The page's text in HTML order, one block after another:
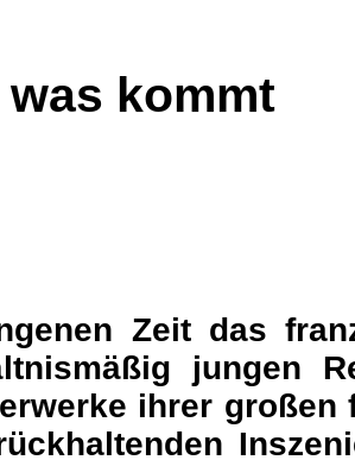
kommt
Zeit das
jungen
ihrer